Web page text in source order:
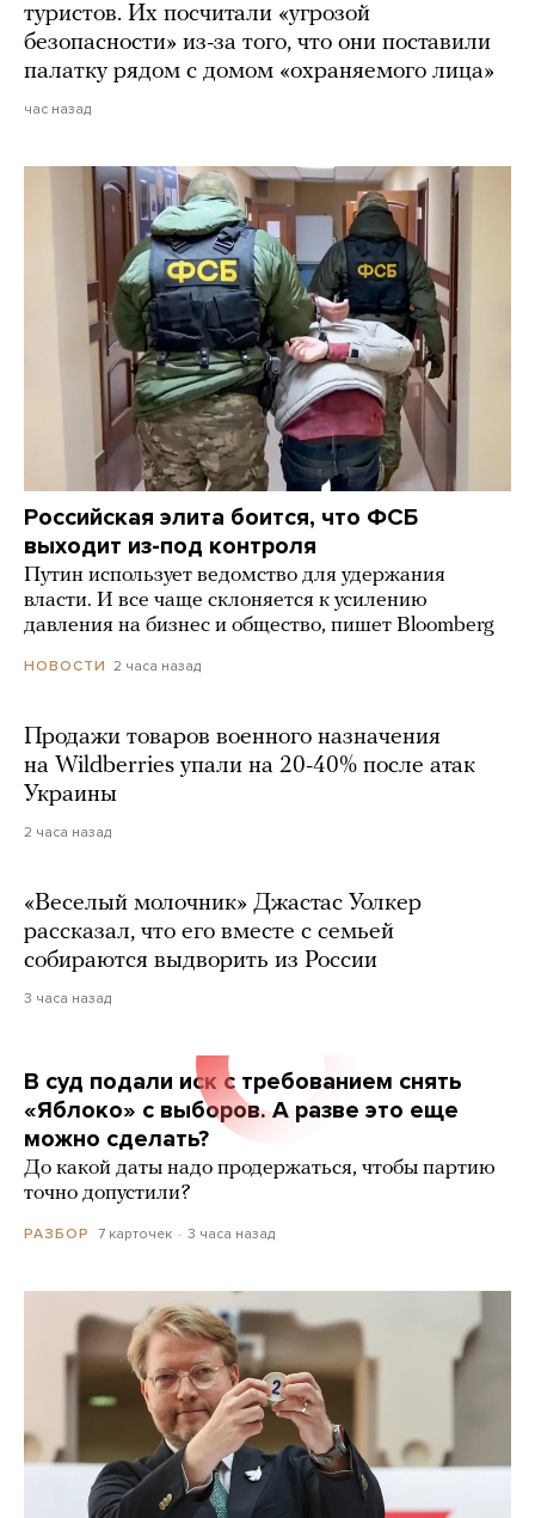
туристов. Их посчитали «угрозой
безопасности» из-за того, что они поставили
палатку рядом с домом «охраняемого лица»
час назад
Российская элита боится, что ФСБ
выходит из-под контроля
Путин использует ведомство для удержания
власти. И все чаще склоняется к усилению
давления на бизнес и общество, пишет Bloomberg
НОВОСТИ 2 часа назад
Продажи товаров военного назначения
на Wildberries упали на 20-40% после атак
Украины
2 часа назад
«Веселый молочник» Джастас Уолкер
рассказал, что его вместе с семьей
собираются выдворить из России
3 часа назад
В суд подали иск с требованием снять
«Яблоко» с выборов. А разве это еще
можно сделать?
До какой даты надо продержаться, чтобы партию
точно допустили?
РАЗБОР 7 карточек 3 часа назад